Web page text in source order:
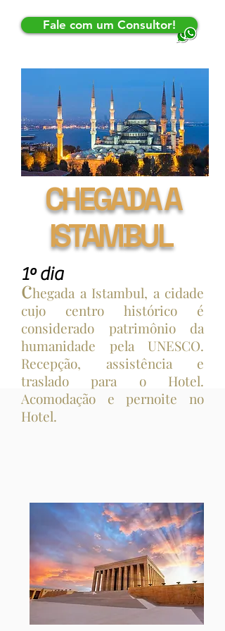
Fale com um Consultor!
CHEGADA A
ISTAMBUL
chegada a Istambul, a cidade
cujo centro histórico é
considerado patrimônio da
humanidade pela UNESCO.
Recepção, assistência e
traslado para o Hotel.
Acomodação e pernoite no
Hotel.
1º dia